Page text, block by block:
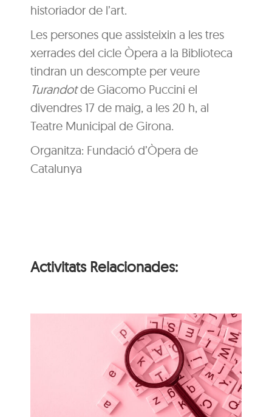
historiador de l’art.
Les persones que assisteixin a les tres
xerrades del cicle Òpera a la Biblioteca
tindran un descompte per veure
Turandotde Giacomo Puccini el
divendres 17 de maig, a les 20 h, al
Teatre Municipal de Girona.
Organitza: Fundació d’Òpera de
Catalunya
Activitats Relacionades:
Itinerari personal: “El
clima urbà de la ciutat
d’Olot”